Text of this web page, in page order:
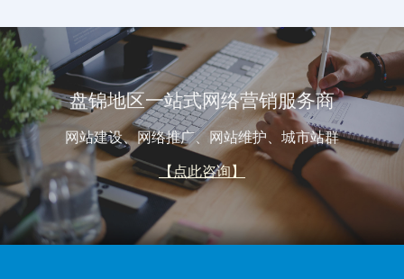
盘锦地区一站式网络营销服务商
网站建设、网络推广、网站维护、城市站群
【点此咨询】